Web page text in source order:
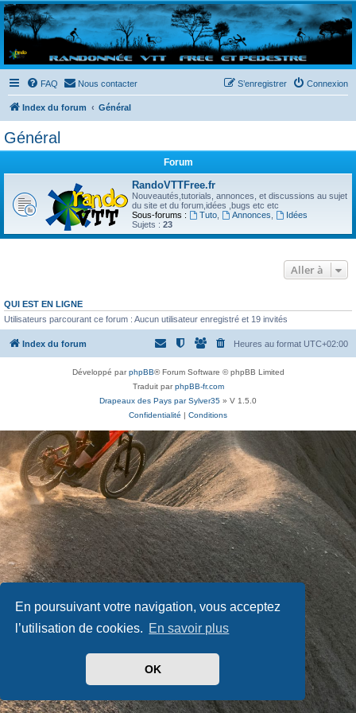
En poursuivant votre navigation, vous acceptez
l’utilisation de cookies. En savoir plus
OK
Randovttfree.fr
Bienvenue sur le site des randos vtt et pédestre de Bretagne . Bonne navigation sur le site
et bonnes randos dans l'Ouest !
FAQ Nous contacter Connexion
S’enregistrer
Index du forum Général
Général
Forum
RandoVTTFree.fr
Nouveautés,tutorials, annonces, et discussions au sujet
du site et du forum,idées ,bugs etc etc
Sous-forums :
Tuto, Annonces
Idées
Sujets : 23
Aller à
QUI EST EN LIGNE
Utilisateurs parcourant ce forum : Aucun utilisateur enregistré et 19 invités
Index du forum Heures au format UTC+02:00
Développé parphpBB® Forum Software © phpBB Limited
Traduit parphpBB-fr.com
Drapeaux des Pays par Sylver35 » V 1.5.0
Confidentialité | Conditions